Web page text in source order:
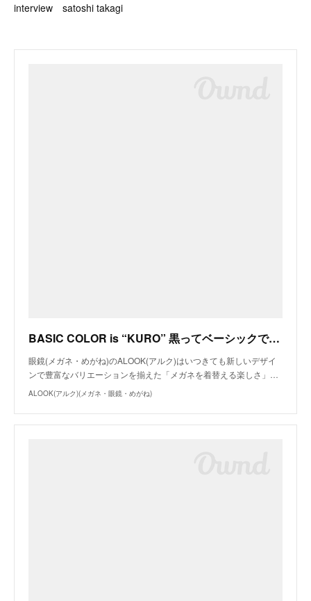
interview satoshi takagi
BASIC COLOR is “KURO” 黒ってベーシックですよね？ ALKURO(アルクロ) | ALOOK(アルク)
眼鏡(メガネ・めがね)のALOOK(アルク)はいつきても新しいデザイ
ンで豊富なバリエーションを揃えた「メガネを着替える楽しさ」…
ALOOK(アルク)(メガネ・眼鏡・めがね)